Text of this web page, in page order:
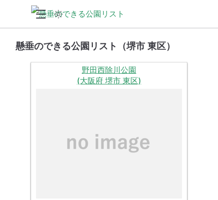
懸垂のできる公園リスト（堺市 東区）
野田西除川公園
(大阪府 堺市 東区)